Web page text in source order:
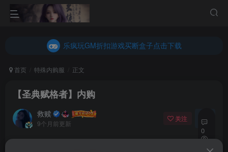
乐疯玩GM折扣游戏买断盒子点击下载
乐疯玩GM折扣游戏买断盒子点击下载
首页 特殊内购服 正文
【圣典赋格者】内购
救赎
9个月前更新
关注 私信
0
46